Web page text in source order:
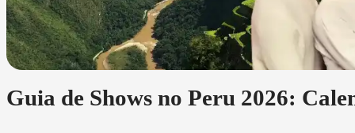
Guia de Shows no Peru 2026: